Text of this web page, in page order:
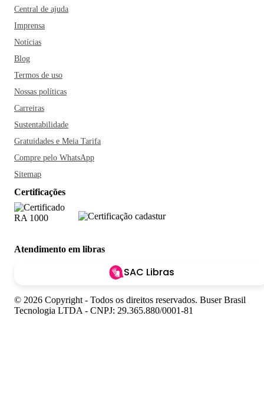
Central de ajuda
Imprensa
Notícias
Blog
Termos de uso
Nossas políticas
Carreiras
Sustentabilidade
Gratuidades e Meia Tarifa
Compre pelo WhatsApp
Sitemap
Certificações
Atendimento em libras
SAC Libras
© 2026 Copyright - Todos os direitos reservados. Buser Brasil
Tecnologia LTDA - CNPJ: 29.365.880/0001-81